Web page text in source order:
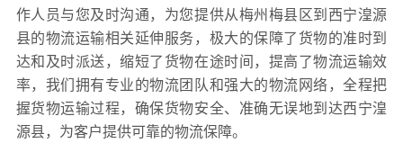
作人员与您及时沟通，为您提供从梅州梅县区到西宁湟源
县的物流运输相关延伸服务，极大的保障了货物的准时到
达和及时派送，缩短了货物在途时间，提高了物流运输效
率，我们拥有专业的物流团队和强大的物流网络，全程把
握货物运输过程，确保货物安全、准确无误地到达西宁湟
源县，为客户提供可靠的物流保障。